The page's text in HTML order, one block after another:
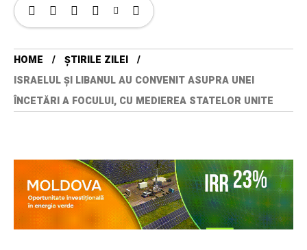
HOME
ȘTIRILE ZILEI
ISRAELUL ȘI LIBANUL AU CONVENIT ASUPRA UNEI
ÎNCETĂRI A FOCULUI, CU MEDIEREA STATELOR UNITE